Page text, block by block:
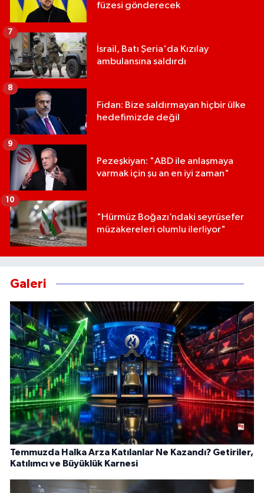
füzesi gönderecek
İsrail, Batı Şeria'da Kızılay
ambulansına saldırdı
7
Fidan: Bize saldırmayan hiçbir ülke
hedefimizde değil
8
Pezeşkiyan: "ABD ile anlaşmaya
varmak için şu an en iyi zaman"
9
"Hürmüz Boğazı’ndaki seyrüsefer
müzakereleri olumlu ilerliyor"
10
Galeri
Temmuzda Halka Arza Katılanlar Ne Kazandı? Getiriler,
Katılımcı ve Büyüklük Karnesi